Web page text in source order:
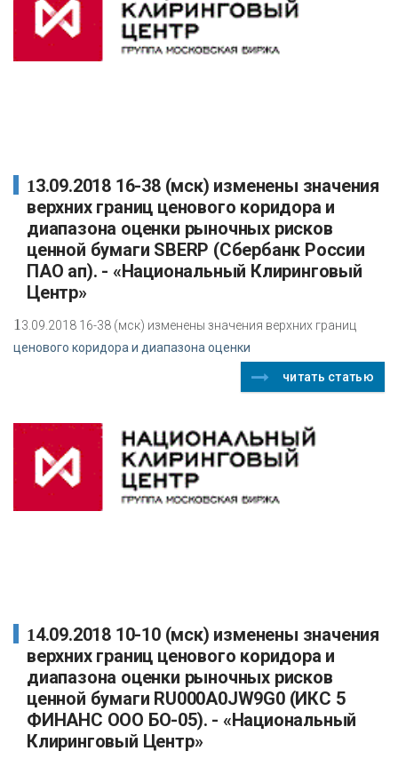
13.09.2018 16-38 (мск) изменены значения
верхних границ ценового коридора и
диапазона оценки рыночных рисков
ценной бумаги SBERP (Сбербанк России
ПАО ап). - «Национальный Клиринговый
Центр»
1 3.09.2018 16-38 (мск) изменены значения верхних границ
ценового коридора и диапазона оценки
читать статью
14.09.2018 10-10 (мск) изменены значения
верхних границ ценового коридора и
диапазона оценки рыночных рисков
ценной бумаги RU000A0JW9G0 (ИКС 5
ФИНАНС ООО БО-05). - «Национальный
Клиринговый Центр»